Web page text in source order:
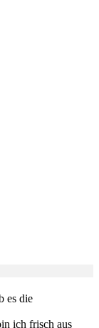
es die
ich frisch aus